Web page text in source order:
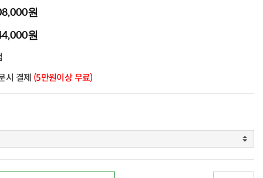
원
원
시 결제 (5만원이상 무료)